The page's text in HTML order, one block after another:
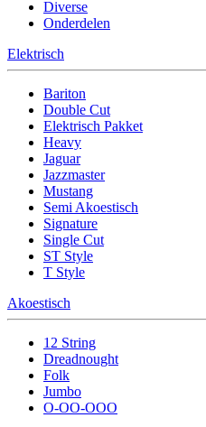
Diverse
Onderdelen
Elektrisch
Bariton
Double Cut
Elektrisch Pakket
Heavy
Jaguar
Jazzmaster
Mustang
Semi Akoestisch
Signature
Single Cut
ST Style
T Style
Akoestisch
12 String
Dreadnought
Folk
Jumbo
O-OO-OOO